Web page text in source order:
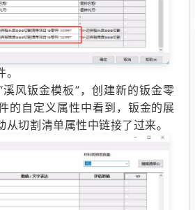
风钣金模板”，创建新的钣金零
的自定义属性中看到，钣金的展
切割清单属性中链接了过来。